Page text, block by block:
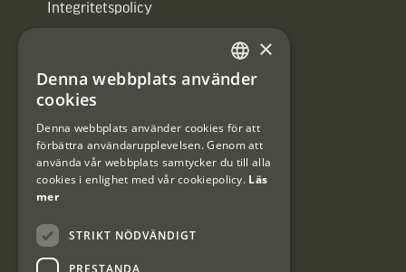
Integritetspolicy
#Interjaktfamily
Kundklubb
Information om kundklubben.
SWEDISH
×
Denna webbplats använder
cookies
Denna webbplats använder cookies för att
förbättra användarupplevelsen. Genom att
använda vår webbplats samtycker du till alla
cookies i enlighet med vår cookiepolicy. Läs
mer
STRIKT NÖDVÄNDIGT
PRESTANDA